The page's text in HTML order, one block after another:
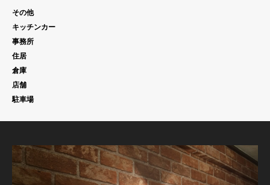
その他
キッチンカー
事務所
住居
倉庫
店舗
駐車場